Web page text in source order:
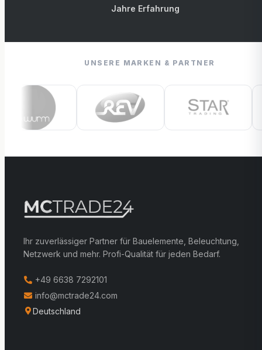
Jahre Erfahrung
UNSERE MARKEN & PARTNER
Ihr zuverlässiger Partner für Bauelemente, Beleuchtung,
Netzwerk und mehr. Profi-Qualität für jeden Bedarf.
+49 6638 7292101
info@mctrade24.com
Deutschland